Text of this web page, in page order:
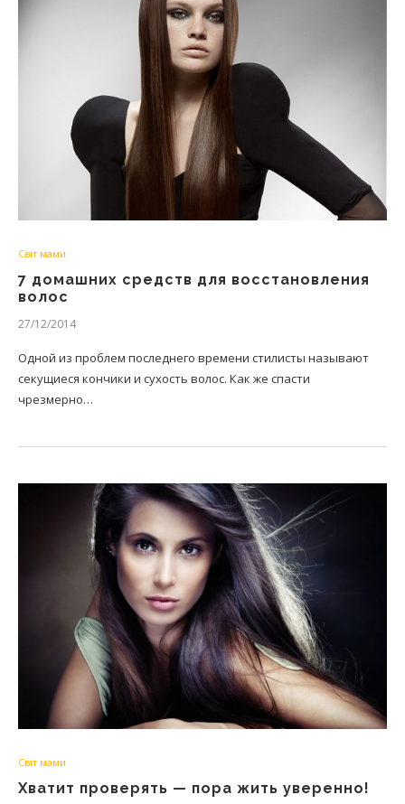
Світ мами
7 домашних средств для восстановления
волос
27/12/2014
Одной из проблем последнего времени стилисты называют
секущиеся кончики и сухость волос. Как же спасти
чрезмерно…
Світ мами
Хватит проверять — пора жить уверенно!